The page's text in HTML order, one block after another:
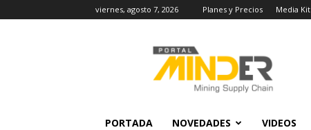
viernes, agosto 7, 2026 Planes y Precios Media Kit
Actualidad
Minera
PORTADA NOVEDADES VIDEOS